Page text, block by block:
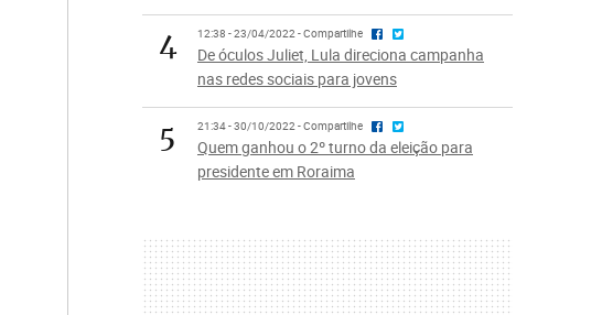
4 12:38 - 23/04/2022 - Compartilhe
De óculos Juliet, Lula direciona campanha
nas redes sociais para jovens
5 21:34 - 30/10/2022 - Compartilhe
Quem ganhou o 2º turno da eleição para
presidente em Roraima